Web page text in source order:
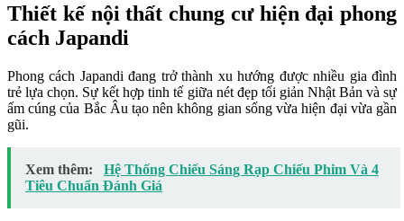
Thiết kế nội thất chung cư hiện đại phong
cách Japandi
Phong cách Japandi đang trở thành xu hướng được nhiều gia đình
trẻ lựa chọn. Sự kết hợp tinh tế giữa nét đẹp tối giản Nhật Bản và sự
ấm cúng của Bắc Âu tạo nên không gian sống vừa hiện đại vừa gần
gũi.
Xem thêm:
Hệ Thống Chiếu Sáng Rạp Chiếu Phim Và 4
Tiêu Chuẩn Đánh Giá